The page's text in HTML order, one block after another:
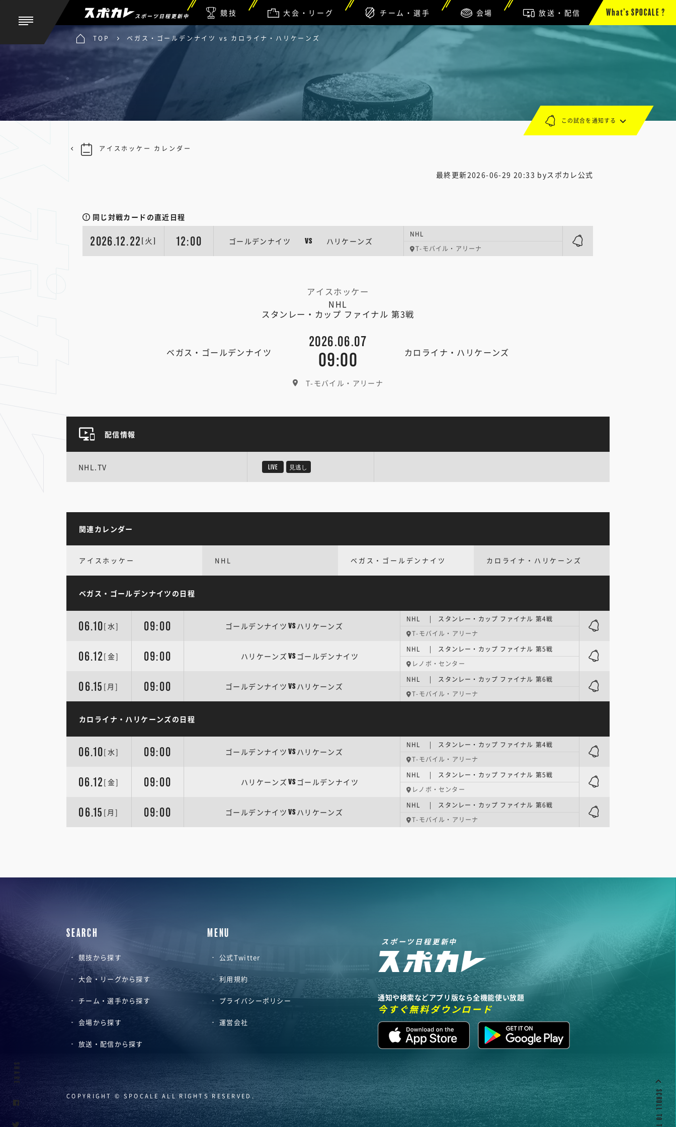
スポーツ日程更新中 競技 大会・リーグ チーム・選手 会場 放送・配信 What’s SPOCALE ?
TOP ベガス・ゴールデンナイツ vs カロライナ・ハリケーンズ
最終更新2026-06-29 20:33 byスポカレ公式
同じ対戦カードの直近日程
2026.12.22 [火] 12:00 ゴールデンナイツ VS ハリケーンズ
NHL
T-モバイル・アリーナ
アイスホッケー
NHL
スタンレー・カップ ファイナル 第3戦
ベガス・ゴールデンナイツ
2026.06.07
09:00 カロライナ・ハリケーンズ
T-モバイル・アリーナ
この試合を通知する
アイスホッケー カレンダー
配信情報
NHL.TV LIVE 見逃し
関連カレンダー
アイスホッケー NHL ベガス・ゴールデンナイツ カロライナ・ハリケーンズ
ベガス・ゴールデンナイツの日程
06.10[水] 09:00 ゴールデンナイツ VS ハリケーンズ
NHL | スタンレー・カップ ファイナル 第4戦
T-モバイル・アリーナ
06.12 [金] 09:00 ハリケーンズ VS ゴールデンナイツ
NHL | スタンレー・カップ ファイナル 第5戦
レノボ・センター
06.15 [月] 09:00 ゴールデンナイツ VS ハリケーンズ
NHL | スタンレー・カップ ファイナル 第6戦
T-モバイル・アリーナ
カロライナ・ハリケーンズの日程
06.10[水] 09:00 ゴールデンナイツ VS ハリケーンズ
NHL | スタンレー・カップ ファイナル 第4戦
T-モバイル・アリーナ
06.12 [金] 09:00 ハリケーンズ VS ゴールデンナイツ
NHL | スタンレー・カップ ファイナル 第5戦
レノボ・センター
06.15 [月] 09:00 ゴールデンナイツ VS ハリケーンズ
NHL | スタンレー・カップ ファイナル 第6戦
T-モバイル・アリーナ
SEARCH
競技から探す
大会・リーグから探す
チーム・選手から探す
会場から探す
放送・配信から探す
MENU
公式Twitter
利用規約
プライバシーポリシー
運営会社
スポーツ日程更新中
通知や検索などアプリ版なら全機能使い放題
今すぐ無料ダウンロード
COPYRIGHT © SPOCALE ALL RIGHTS RESERVED. SCROLL TO TOP
SHARE